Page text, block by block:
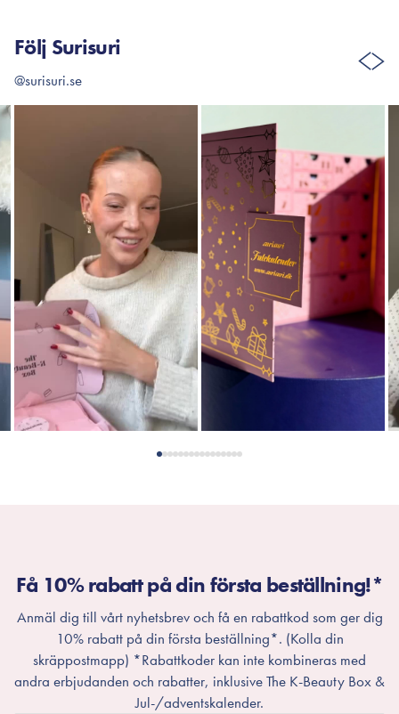
Följ Surisuri
@surisuri.se
Få 10% rabatt på din första beställning!*
Anmäl dig till vårt nyhetsbrev och få en rabattkod som ger dig
10% rabatt på din första beställning*. (Kolla din
skräppostmapp) *Rabattkoder kan inte kombineras med
andra erbjudanden och rabatter, inklusive The K-Beauty Box &
Jul-/adventskalender.